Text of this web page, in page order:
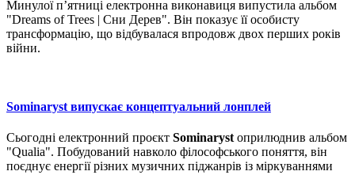
Минулої пʼятниці електронна виконавиця випустила альбом
"Dreams of Trees | Сни Дерев". Він показує її особисту
трансформацію, що відбувалася впродовж двох перших років
війни.
Sominaryst випускає концептуальний лонплей
Сьогодні електронний проєкт Sominaryst оприлюднив альбом
"Qualia". Побудований навколо філософського поняття, він
поєднує енергії різних музичних піджанрів із міркуваннями